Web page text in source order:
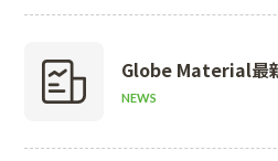
Globe Material最
NEWS